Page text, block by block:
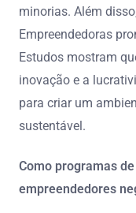
minorias. Além
Empreendedoras
Estudos mostram
inovação e a
para criar um
sustentável.
Como programas
empreendedores